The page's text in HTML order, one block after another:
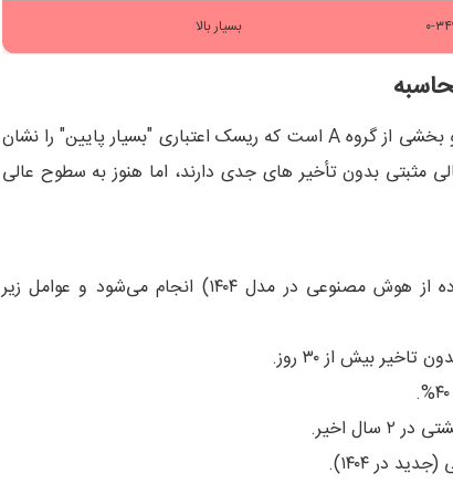
۳۴۹ بسیار بالا
رتبه اعتباری A3 دقیقاً در بازه امتیاز ۶۴۰ تا ۶۵۹ قرار دارد و بخشی از گروه A است که ریسک اعتباری "بسیار پایین" را نشان
مثبتی بدون تأخیر های جدی دارند، اما هنوز به سطوح عالی
محاسبه امتیاز بر اساس الگوریتم‌های پیشرفته (با استفاده از هوش مصنوعی در مدل ۱۴۰۴) انجام می‌شود و عوامل زیر